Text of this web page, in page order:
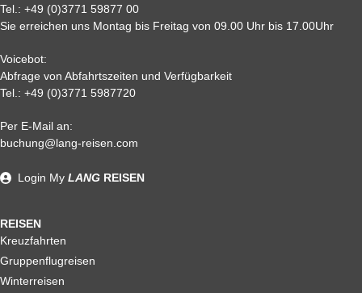
Alle weiteren Stronierungsbedingungen entnehmen Sie bitte
Reiserücktrittskostenversicherung
Tel.: +49 (0)3771 59877 00
Sie erreichen uns Montag bis Freitag von 09.00 Uhr bis 17.00Uhr
Voicebot:
Abfrage von Abfahrtszeiten und Verfügbarkeit
Tel.: +49 (0)3771 5987720
Per E-Mail an:
buchung@lang-reisen.com
REISEN
Kreuzfahrten
Gruppenflugreisen
Winterreisen
Login My LANG REISEN